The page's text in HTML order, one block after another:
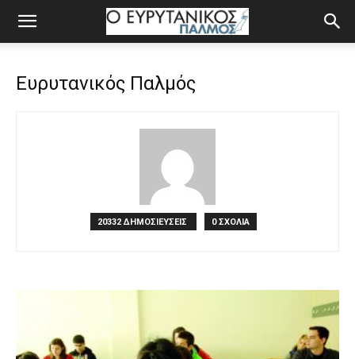
Ευρυτανικός Παλμός
20332 ΔΗΜΟΣΙΕΥΣΕΙΣ 0 ΣΧΟΛΙΑ